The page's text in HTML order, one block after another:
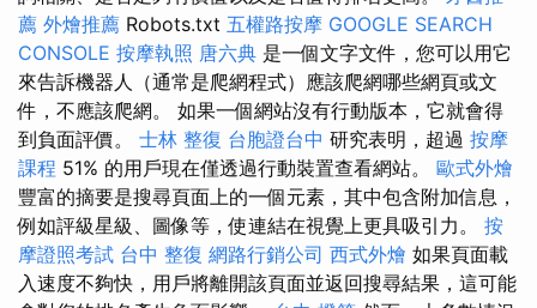
薦 外燴推薦 Robots.txt 五權路按摩 GOOGLE SEARCH
CONSOLE 按摩執照 唐六典 是一個文字文件，您可以用它
來告訴機器人（通常是爬網程式）應該爬網哪些網頁或文
件，不應該爬網。 如果一個網站沒有行動版本，它就會得
到負面評價。 士林 整復 台胞證台中 研究表明，超過 按摩
課程 51% 的用戶現在僅透過行動裝置查看網站。 歐式外燴
豐富的摘要是搜尋頁面上的一個元素，其中包含附加信息，
例如評級星級、圖像等，使連結在視覺上更具吸引力。 按
摩證照考試 台中 整復 網路行銷公司 西式外燴 如果頁面載
入速度不夠快，用戶將離開該頁面並返回搜尋結果，這可能